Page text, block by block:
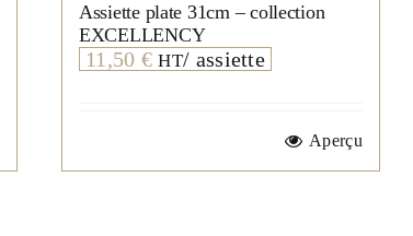
Assiette plate 31cm – collection
EXCELLENCY
11,50 € HT/ assiette
Aperçu